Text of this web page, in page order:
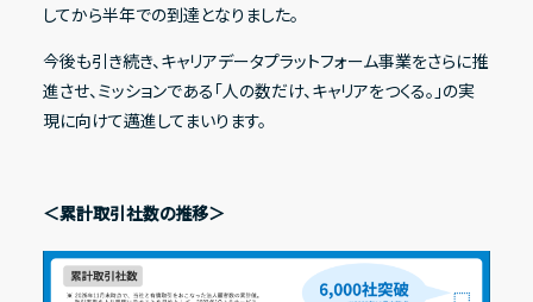
株価情報
その他
IRカレンダー
電子公告
してから半年での到達となりました。
今後も引き続き、キャリアデータプラットフォーム事業をさらに推
進させ、ミッションである「人の数だけ、キャリアをつくる。」の実
現に向けて邁進してまいります。
＜累計取引社数の推移＞